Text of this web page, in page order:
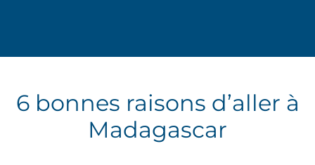
6 bonnes raisons d’aller à
Madagascar